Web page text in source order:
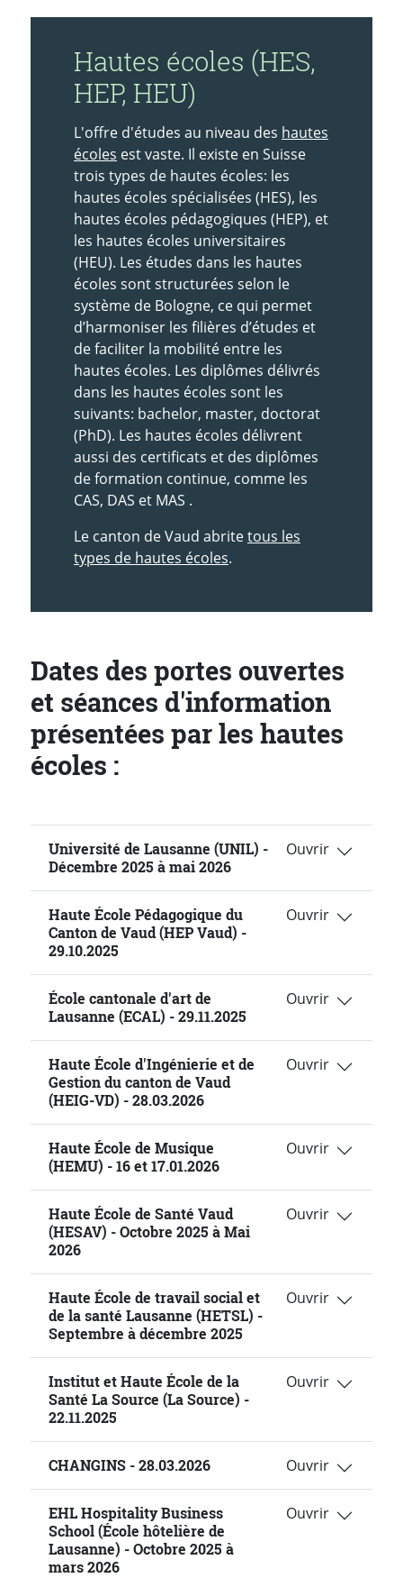
Hautes écoles (HES,
HEP, HEU)
L'offre d'études au niveau des hautes
écoles est vaste. Il existe en Suisse
trois types de hautes écoles: les
hautes écoles spécialisées (HES), les
hautes écoles pédagogiques (HEP), et
les hautes écoles universitaires
(HEU). Les études dans les hautes
écoles sont structurées selon le
système de Bologne, ce qui permet
d’harmoniser les filières d’études et
de faciliter la mobilité entre les
hautes écoles. Les diplômes délivrés
dans les hautes écoles sont les
suivants: bachelor, master, doctorat
(PhD). Les hautes écoles délivrent
aussi des certificats et des diplômes
de formation continue, comme les
CAS, DAS et MAS .
Le canton de Vaud abritetous les
types de hautes écoles.
Dates des portes ouvertes
et séances d'information
présentées par les hautes
écoles :
Université de Lausanne (UNIL) -
Décembre 2025 à mai 2026
Haute École Pédagogique du
Canton de Vaud (HEP Vaud) -
29.10.2025
École cantonale d'art de
Lausanne (ECAL) - 29.11.2025
Haute École d'Ingénierie et de
Gestion du canton de Vaud
(HEIG-VD) - 28.03.2026
Haute École de Musique
(HEMU) - 16 et 17.01.2026
Haute École de Santé Vaud
(HESAV) - Octobre 2025 à Mai
2026
Haute École de travail social et
de la santé Lausanne (HETSL) -
Septembre à décembre 2025
Institut et Haute École de la
Santé La Source (La Source) -
22.11.2025
CHANGINS - 28.03.2026
EHL Hospitality Business
School (École hôtelière de
Lausanne) - Octobre 2025 à
mars 2026